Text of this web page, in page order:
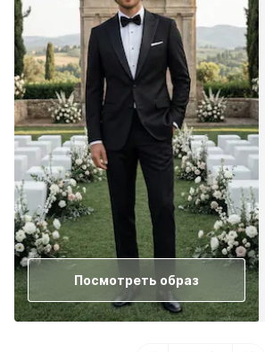
Посмотреть образ